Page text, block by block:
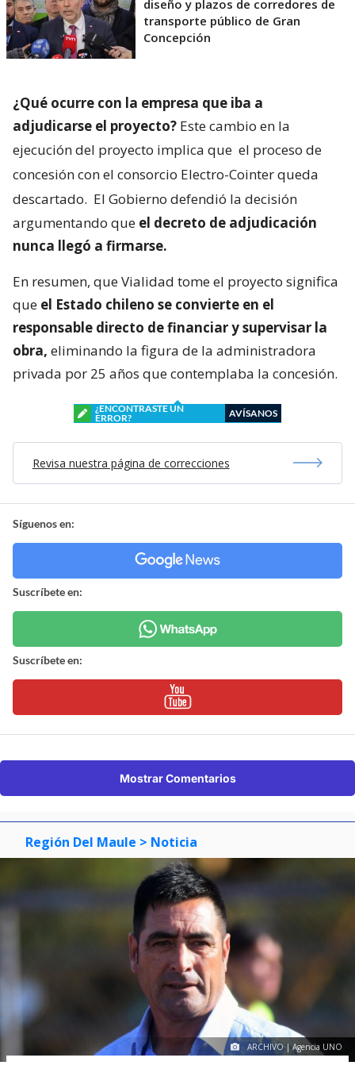
diseño y plazos de corredores de
transporte público de Gran
Concepción
¿Qué ocurre con la empresa que iba a
adjudicarse el proyecto? Este cambio en la
ejecución del proyecto implica que el proceso de
concesión con el consorcio Electro-Cointer queda
descartado. El Gobierno defendió la decisión
argumentando que el decreto de adjudicación
nunca llegó a firmarse.
En resumen, que Vialidad tome el proyecto significa
que el Estado chileno se convierte en el
responsable directo de financiar y supervisar la
obra, eliminando la figura de la administradora
privada por 25 años que contemplaba la concesión.
¿ENCONTRASTE UN
ERROR?
AVÍSANOS
Revisa nuestra página de correcciones
Síguenos en:
Suscríbete en:
Suscríbete en:
Mostrar Comentarios
Región Del Maule > Noticia
ARCHIVO | Agencia UNO